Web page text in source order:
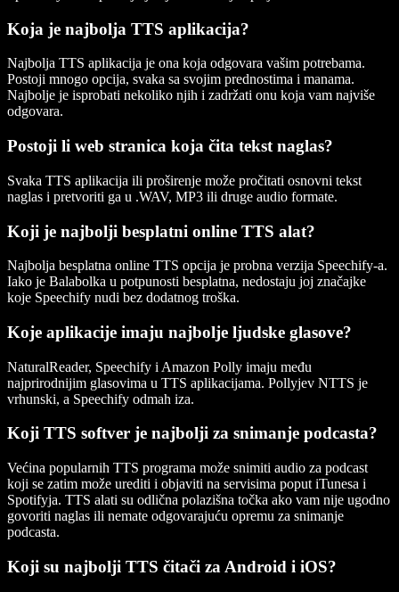
Koja je najbolja TTS aplikacija?
Najbolja TTS aplikacija je ona koja odgovara vašim potrebama.
Postoji mnogo opcija, svaka sa svojim prednostima i manama.
Najbolje je isprobati nekoliko njih i zadržati onu koja vam najviše
odgovara.
Postoji li web stranica koja čita tekst naglas?
Svaka TTS aplikacija ili proširenje može pročitati osnovni tekst
naglas i pretvoriti ga u .WAV, MP3 ili druge audio formate.
Koji je najbolji besplatni online TTS alat?
Najbolja besplatna online TTS opcija je probna verzija Speechify-a.
Iako je Balabolka u potpunosti besplatna, nedostaju joj značajke
koje Speechify nudi bez dodatnog troška.
Koje aplikacije imaju najbolje ljudske glasove?
NaturalReader, Speechify i Amazon Polly imaju među
najprirodnijim glasovima u TTS aplikacijama. Pollyjev NTTS je
vrhunski, a Speechify odmah iza.
Koji TTS softver je najbolji za snimanje podcasta?
Većina popularnih TTS programa može snimiti audio za podcast
koji se zatim može urediti i objaviti na servisima poput iTunesa i
Spotifyja. TTS alati su odlična polazišna točka ako vam nije ugodno
govoriti naglas ili nemate odgovarajuću opremu za snimanje
podcasta.
Koji su najbolji TTS čitači za Android i iOS?